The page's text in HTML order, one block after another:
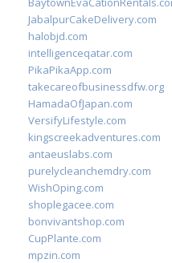
JabalpurCakeDelivery.com
halobjd.com
intelligenceqatar.com
PikaPikaApp.com
takecareofbusinessdfw.org
HamadaOfJapan.com
VersifyLifestyle.com
kingscreekadventures.com
antaeuslabs.com
purelycleanchemdry.com
WishOping.com
shoplegacee.com
bonvivantshop.com
CupPlante.com
mpzin.com